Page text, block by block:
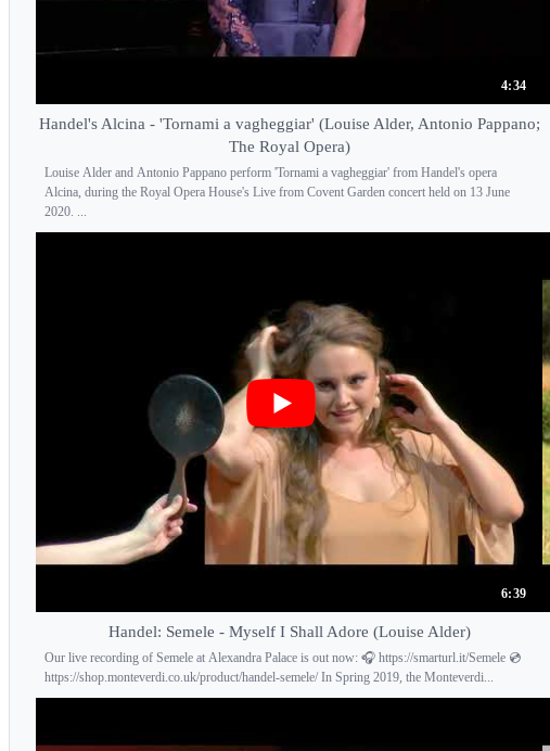
4:34
Handel's Alcina - 'Tornami a vagheggiar' (Louise Alder, Antonio Pappano;
The Royal Opera)
Louise Alder and Antonio Pappano perform 'Tornami a vagheggiar' from Handel's opera
Alcina, during the Royal Opera House's Live from Covent Garden concert held on 13 June
2020. ...
6:39
Handel: Semele - Myself I Shall Adore (Louise Alder)
Our live recording of Semele at Alexandra Palace is out now: 🎧 https://smarturl.it/Semele 💿
https://shop.monteverdi.co.uk/product/handel-semele/ In Spring 2019, the Monteverdi...